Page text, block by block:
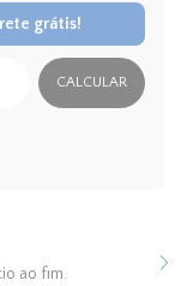
grátis!
CALCULAR
ao fim.